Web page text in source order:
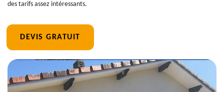
des tarifs assez intéressants.
DEVIS GRATUIT